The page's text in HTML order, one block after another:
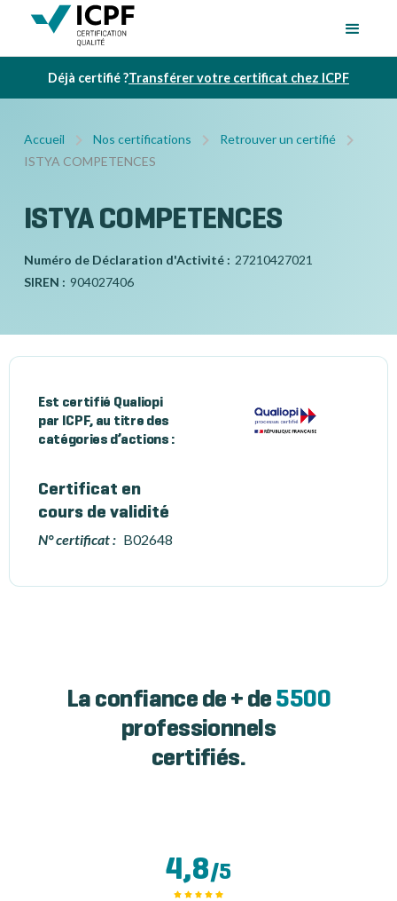
Déjà certifié ?Transférer votre certificat chez ICPF
Accueil Nos certifications
Retrouver un certifié
ISTYA COMPETENCES
ISTYA COMPETENCES
Numéro de Déclaration d'Activité : 27210427021
SIREN : 904027406
Est certifié Qualiopi
par ICPF, au titre des
catégories d’actions :
Certificat en
cours de validité
N° certificat : B02648
La confiance de + de 5500
professionnels
certifiés.
4,8/5